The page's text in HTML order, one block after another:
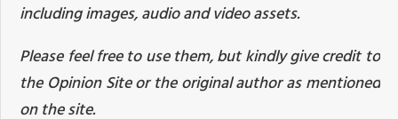
including images, audio and video assets.
Please feel free to use them, but kindly give credit to
the Opinion Site or the original author as mentioned
on the site.